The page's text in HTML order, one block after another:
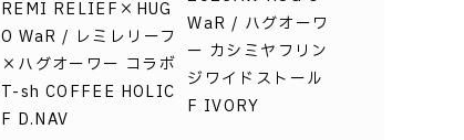
REMI RELIEF×HUG
O WaR / レミレリーフ
×ハグオーワー コラボ
T-sh COFFEE HOLIC
F D.NAV
WaR / ハグオーワ
ー カシミヤフリン
ジワイドストール
F IVORY